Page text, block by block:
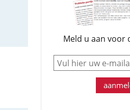
Meld u aan voor